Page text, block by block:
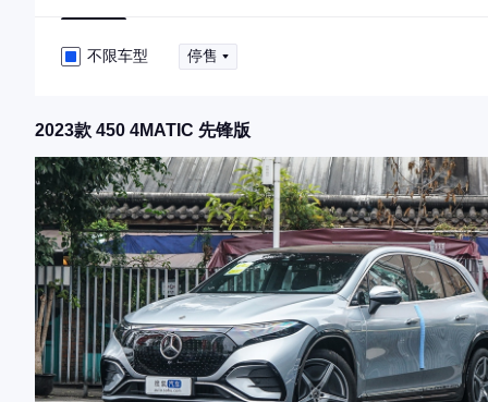
不限车型 停售
2023款 450 4MATIC 先锋版